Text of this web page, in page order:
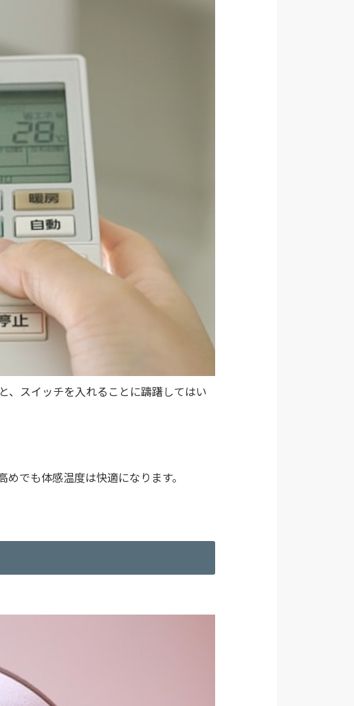
スイッチを入れることに躊躇してはい
でも体感温度は快適になります。